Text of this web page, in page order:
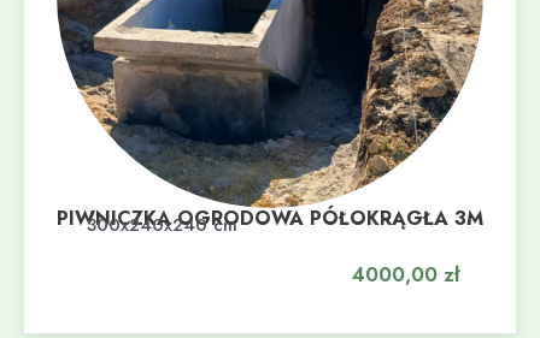
PIWNICZKA OGRODOWA PÓŁOKRĄGŁA 3M
300x240x240 cm
4000,00 zł
Dodaj do koszyka